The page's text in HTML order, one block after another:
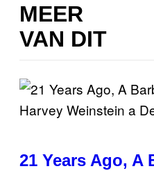
MEER
VAN DIT
21 Years Ago, A